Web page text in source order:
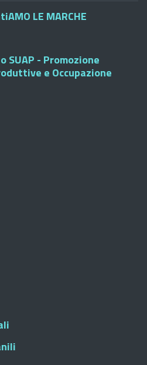
LE MARCHE
SUAP - Promozione
e Occupazione